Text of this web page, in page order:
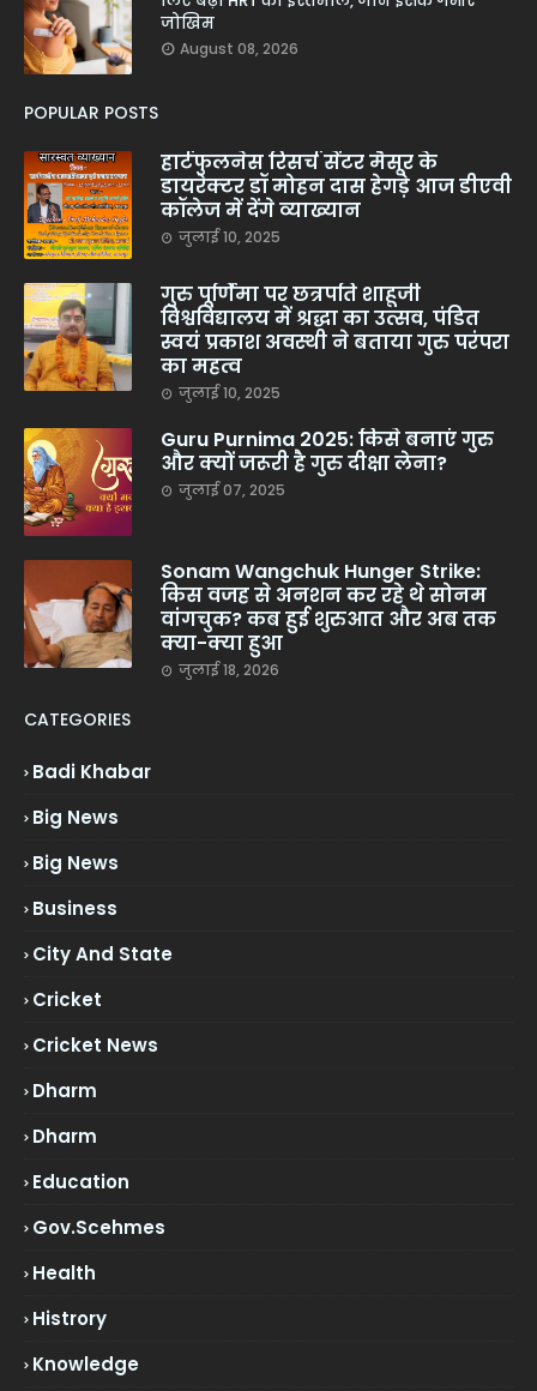
जोखिम
August 08, 2026
POPULAR POSTS
हार्टफुलनेस रिसर्च सेंटर मैसूर के
डायरेक्टर डॉ मोहन दास हेगड़े आज डीएवी
कॉलेज में देंगे व्याख्यान
जुलाई 10, 2025
गुरु पूर्णिमा पर छत्रपति शाहूजी
विश्वविद्यालय में श्रद्धा का उत्सव, पंडित
स्वयं प्रकाश अवस्थी ने बताया गुरु परंपरा
का महत्व
जुलाई 10, 2025
Guru Purnima 2025: किसे बनाएं गुरु
और क्यों जरूरी है गुरु दीक्षा लेना?
जुलाई 07, 2025
Sonam Wangchuk Hunger Strike:
किस वजह से अनशन कर रहे थे सोनम
वांगचुक? कब हुई शुरुआत और अब तक
क्या-क्या हुआ
जुलाई 18, 2026
CATEGORIES
Badi Khabar
Big News
Big News
Business
City And State
Cricket
Cricket News
Dharm
Dharm
Education
Gov.scehmes
Health
Histrory
Knowledge